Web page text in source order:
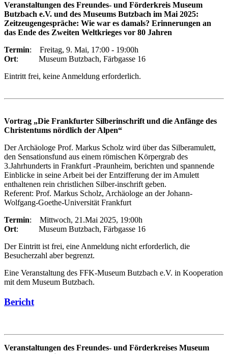
Veranstaltungen des Freundes- und Förderkreis Museum
Butzbach e.V. und des Museums Butzbach im Mai 2025:
Zeitzeugengespräche: Wie war es damals? Erinnerungen an
das Ende des Zweiten Weltkrieges vor 80 Jahren
Termin: Freitag, 9. Mai, 17:00 - 19:00h
Ort: Museum Butzbach, Färbgasse 16
Eintritt frei, keine Anmeldung erforderlich.
Vortrag „Die Frankfurter Silberinschrift und die Anfänge des
Christentums nördlich der Alpen“
Der Archäologe Prof. Markus Scholz wird über das Silberamulett,
den Sensationsfund aus einem römischen Körpergrab des
3.Jahrhunderts in Frankfurt -Praunheim, berichten und spannende
Einblicke in seine Arbeit bei der Entzifferung der im Amulett
enthaltenen rein christlichen Silber-inschrift geben.
Referent: Prof. Markus Scholz, Archäologe an der Johann-
Wolfgang-Goethe-Universität Frankfurt
Termin: Mittwoch, 21.Mai 2025, 19:00h
Ort: Museum Butzbach, Färbgasse 16
Der Eintritt ist frei, eine Anmeldung nicht erforderlich, die
Besucherzahl aber begrenzt.
Eine Veranstaltung des FFK-Museum Butzbach e.V. in Kooperation
mit dem Museum Butzbach.
Bericht
Veranstaltungen des Freundes- und Förderkreises Museum